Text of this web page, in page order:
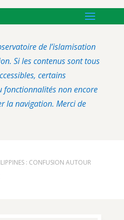
de l’islamisation
Si les contenus sont tous
certains
fonctionnalités non encore
la navigation. Merci de
: CONFUSION AUTOUR